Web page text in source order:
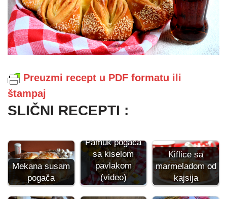
Preuzmi recept u PDF formatu ili
štampaj
SLIČNI RECEPTI :
Mekana susam
pogača
Pamuk pogača
sa kiselom
pavlakom
(video)
Kiflice sa
marmeladom od
kajsija